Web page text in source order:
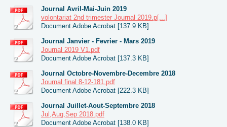
Journal Avril-Mai-Juin 2019
volontariat 2nd trimester Journal 2019.p[...]
Document Adobe Acrobat [137.9 KB]
Journal Janvier - Fevrier - Mars 2019
Journal 2019 V1.pdf
Document Adobe Acrobat [137.3 KB]
Journal Octobre-Novembre-Decembre 2018
Journal final 8-12-181.pdf
Document Adobe Acrobat [222.3 KB]
Journal Juillet-Aout-Septembre 2018
Jul,Aug,Sep 2018.pdf
Document Adobe Acrobat [138.0 KB]